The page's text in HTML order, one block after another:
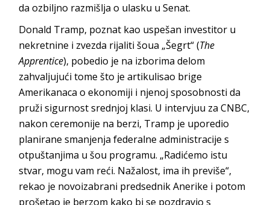
da ozbiljno razmišlja o ulasku u Senat.
Donald Tramp, poznat kao uspešan investitor u
nekretnine i zvezda rijaliti šoua „Šegrt“ (The
Apprentice), pobedio je na izborima delom
zahvaljujući tome što je artikulisao brige
Amerikanaca o ekonomiji i njenoj sposobnosti da
pruži sigurnost srednjoj klasi. U intervjuu za CNBC,
nakon ceremonije na berzi, Tramp je uporedio
planirane smanjenja federalne administracije s
otpuštanjima u šou programu. „Radićemo istu
stvar, mogu vam reći. Nažalost, ima ih previše“,
rekao je novoizabrani predsednik Anerike i potom
prošetao je berzom kako bi se pozdravio s